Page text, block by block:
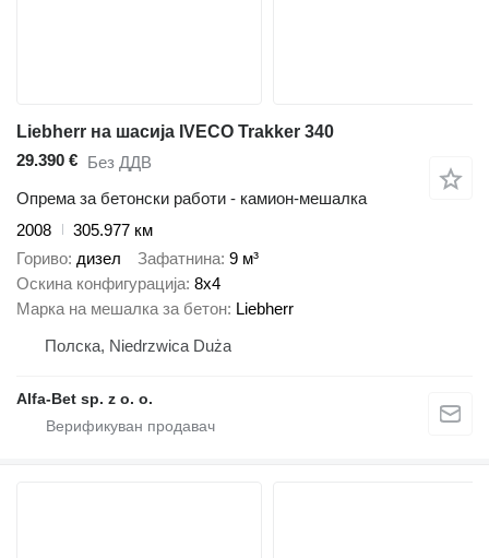
Liebherr на шасија IVECO Trakker 340
29.390 € Без ДДВ
Опрема за бетонски работи - камион-мешалка
2008
305.977 км
Гориво дизел Зафатнина 9 м³
Оскина конфигурација 8x4
Марка на мешалка за бетон Liebherr
Полска, Niedrzwica Duża
Alfa-Bet sp. z o. o.